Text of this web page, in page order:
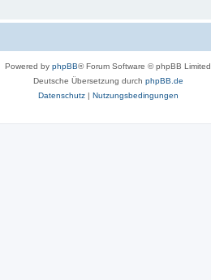
Powered by phpBB® Forum Software © phpBB Limited
Deutsche Übersetzung durch phpBB.de
Datenschutz| Nutzungsbedingungen